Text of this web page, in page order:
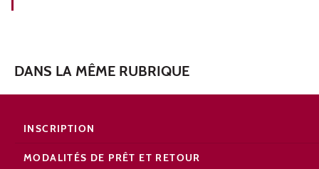
DANS LA MÊME RUBRIQUE
INSCRIPTION
MODALITÉS DE PRÊT ET RETOUR